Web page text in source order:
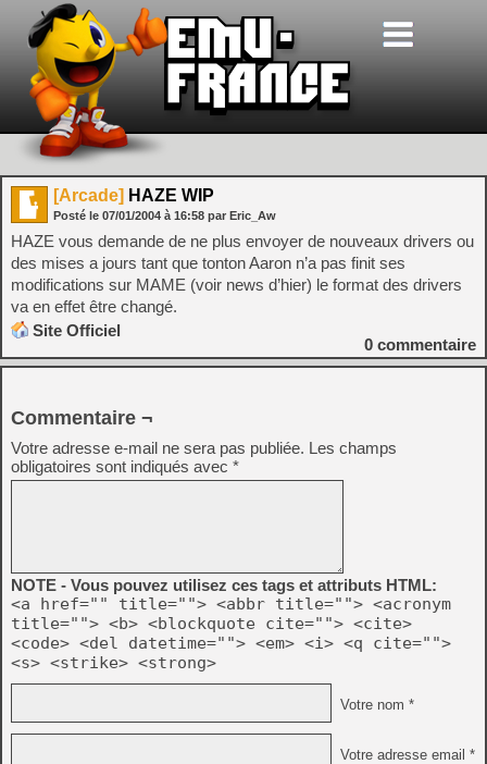
[Arcade] HAZE WIP
Posté le 07/01/2004 à 16:58 par Eric_Aw
HAZE vous demande de ne plus envoyer de nouveaux drivers ou
des mises a jours tant que tonton Aaron n’a pas finit ses
modifications sur MAME (voir news d’hier) le format des drivers
va en effet être changé.
Site Officiel
0 commentaire
Commentaire ¬
Votre adresse e-mail ne sera pas publiée. Les champs
obligatoires sont indiqués avec *
NOTE - Vous pouvez utilisez ces tags et attributs HTML:
<a href="" title=""> <abbr title=""> <acronym
title=""> <b> <blockquote cite=""> <cite>
<code> <del datetime=""> <em> <i> <q cite="">
<s> <strike> <strong>
Votre nom *
Votre adresse email *